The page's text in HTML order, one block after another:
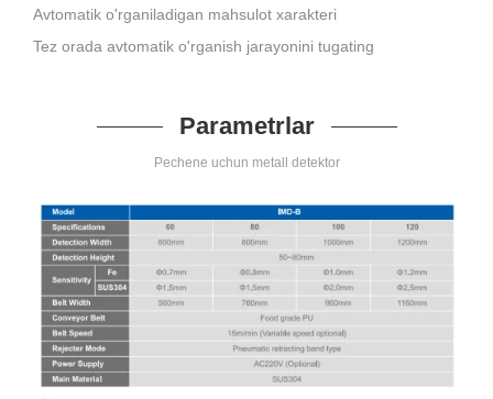
Avtomatik o'rganiladigan mahsulot xarakteri
Tez orada avtomatik o'rganish jarayonini tugating
Parametrlar
Pechene uchun metall detektor